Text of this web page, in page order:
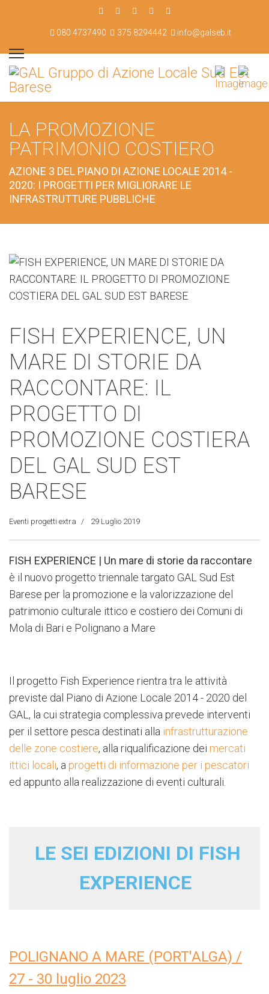
080 4737490 375 8294442 info@galseb.it
LA PROMOZIONE
PATRIMONIO COSTIERO
AZIONE 3 DEL PIANO DI AZIONE LOCALE 2014 -
2020: I PROGETTI PER MIGLIORARE LE
INFRASTRUTTURE PUBBLICHE
FISH EXPERIENCE, UN
MARE DI STORIE DA
RACCONTARE: IL
PROGETTO DI
PROMOZIONE COSTIERA
DEL GAL SUD EST
BARESE
Eventi progetti extra 29 Luglio 2019
FISH EXPERIENCE | Un mare di storie da raccontare
è il nuovo progetto triennale targato GAL Sud Est
Barese per la promozione e la valorizzazione del
patrimonio culturale ittico e costiero dei Comuni di
Mola di Bari e Polignano a Mare
Il progetto Fish Experience rientra tra le attività
previste dal Piano di Azione Locale 2014 - 2020 del
GAL, la cui strategia complessiva prevede interventi
per il settore pesca destinati alla infrastrutturazione
delle zone costiere, alla riqualificazione dei mercati
ittici locali, a progetti di informazione per i pescatori
ed appunto alla realizzazione di eventi culturali.
LE SEI EDIZIONI DI FISH
EXPERIENCE
POLIGNANO A MARE (PORT'ALGA) /
27 - 30 luglio 2023